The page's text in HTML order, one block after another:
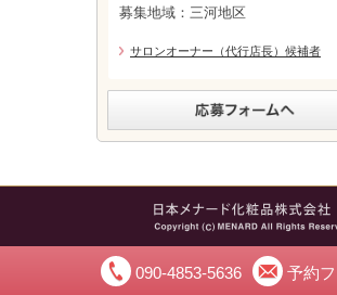
090-4853-5636 予約
募集地域：三河地区
サロンオーナー（代行店長）候補者